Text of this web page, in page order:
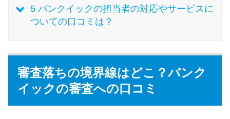
今月の家賃払えない…2ヵ月目に
家賃払えないが強制退去は避け
たい…市役所に相談より賢い方
法2選
5バンクイックの担当者の対応やサービスに
ついての口コミは？
審査落ちの境界線はどこ？バンク
イックの審査への口コミ